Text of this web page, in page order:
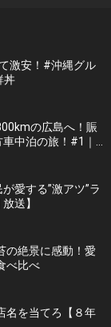
激安！#沖縄グル
丼
の広島へ！賑
中泊の旅！#1｜
当地ラーメン｜
愛する”激アツ”ラ
送】
の絶景に感動！愛
べ比べ
名を当てろ【８年